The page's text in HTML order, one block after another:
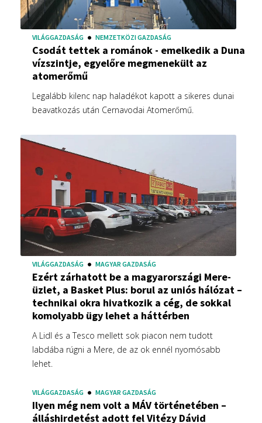
VILÁGGAZDASÁG NEMZETKÖZI GAZDASÁG
Csodát tettek a románok - emelkedik a Duna
vízszintje, egyelőre megmenekült az
atomerőmű
Legalább kilenc nap haladékot kapott a sikeres dunai
beavatkozás után Cernavodai Atomerőmű.
VILÁGGAZDASÁG MAGYAR GAZDASÁG
Ezért zárhatott be a magyarországi Mere-
üzlet, a Basket Plus: borul az uniós hálózat –
technikai okra hivatkozik a cég, de sokkal
komolyabb ügy lehet a háttérben
A Lidl és a Tesco mellett sok piacon nem tudott
labdába rúgni a Mere, de az ok ennél nyomósabb
lehet.
VILÁGGAZDASÁG MAGYAR GAZDASÁG
Ilyen még nem volt a MÁV történetében –
álláshirdetést adott fel Vitézy Dávid